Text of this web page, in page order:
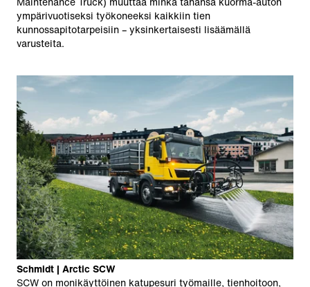
ympärivuotiseksi työkoneeksi kaikkiin tien
kunnossapitotarpeisiin – yksinkertaisesti lisäämällä
varusteita.
Schmidt | Arctic SCW
SCW on monikäyttöinen katupesuri työmaille, tienhoitoon,